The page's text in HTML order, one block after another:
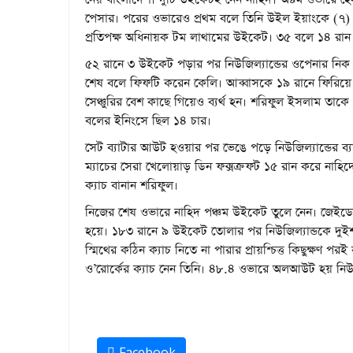
পেসার। পরের ওভারেও প্রথম বলে তিনি উইল ইয়াংকে
প্রতিপক্ষ অধিনায়ক টম লাথামের উইকেট। ৩৫ বলে ১৪ রান
৫২ রানে ৩ উইকেট পড়ার পর নিউজিল্যান্ডের ওপেনার
শেষ বলে ফিফটি করেন কেলি। আব্বাসকে ১৯ রানে
সেঞ্চুরির বেশ কাছে গিয়েও ব্যর্থ হন। শরিফুল ইসলাম
বলের ইনিংসে ছিল ১৪ চার।
সেট ব্যাটার আউট হওয়ার পর ভেঙে পড়ে নিউজিল্যান্ডের
ম্যাচের সেরা খেলোয়াড় ডিন ফক্সক্রফট ১৫ রান করে
ক্যাচ বানান শরিফুল।
নিজের শেষ ওভারে নাহিদ পঞ্চম উইকেট তুলে নেন।
হয়ে। ১৮৩ রানে ৯ উইকেট তোলার পর নিউজিল্যান্ডকে
স্মিথের কঠিন ক্যাচ নিতে না পারার প্রায়শ্চিত্ত
ও’রোর্কের ক্যাচ নেন তিনি। ৪৮.৪ ওভারে অলআউট হয়